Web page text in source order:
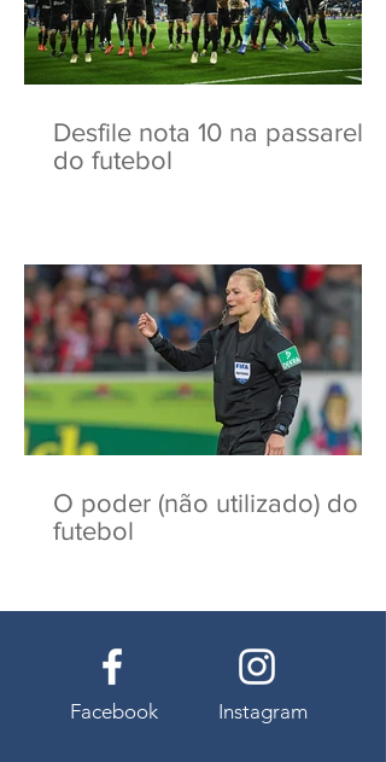
Desfile nota 10 na passarela
do futebol
O poder (não utilizado) do
futebol
Facebook Instagram